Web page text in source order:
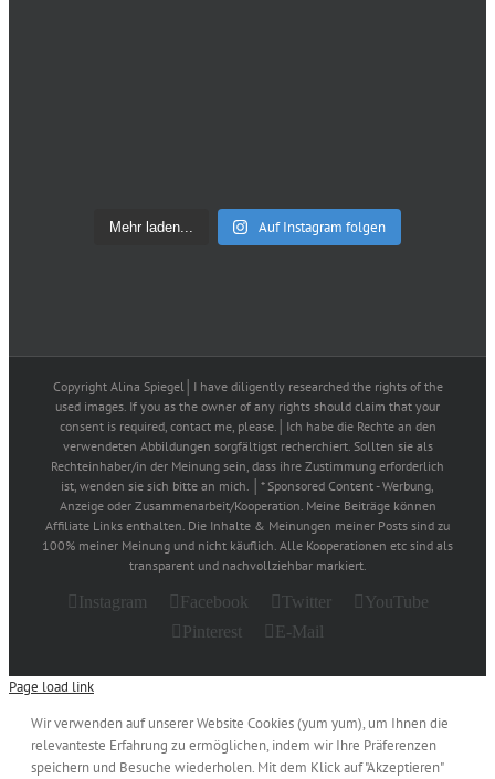
Mehr laden... Auf Instagram folgen
Copyright Alina Spiegel│I have diligently researched the rights of the
used images. If you as the owner of any rights should claim that your
consent is required, contact me, please.│Ich habe die Rechte an den
verwendeten Abbildungen sorgfältigst recherchiert. Sollten sie als
Rechteinhaber/in der Meinung sein, dass ihre Zustimmung erforderlich
ist, wenden sie sich bitte an mich. │* Sponsored Content - Werbung,
Anzeige oder Zusammenarbeit/Kooperation. Meine Beiträge können
Affiliate Links enthalten. Die Inhalte & Meinungen meiner Posts sind zu
100% meiner Meinung und nicht käuflich. Alle Kooperationen etc sind als
transparent und nachvollziehbar markiert.
Instagram Facebook Twitter
YouTube
Pinterest
E-Mail
Page load link
Wir verwenden auf unserer Website Cookies (yum yum), um Ihnen die
relevanteste Erfahrung zu ermöglichen, indem wir Ihre Präferenzen
speichern und Besuche wiederholen. Mit dem Klick auf "Akzeptieren"